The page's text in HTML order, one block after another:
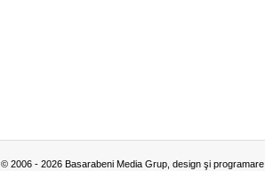
© 2006 - 2026 Basarabeni Media Grup, design şi programare